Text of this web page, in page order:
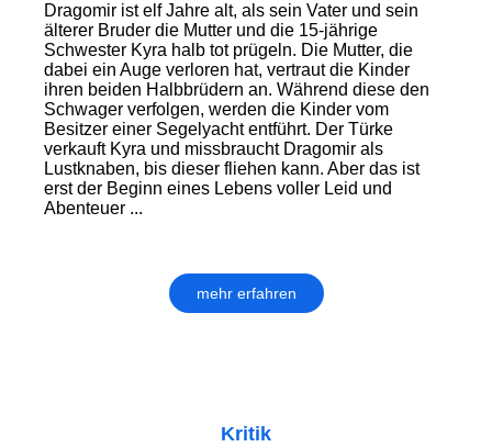
Dragomir ist elf Jahre alt, als sein Vater und sein
älterer Bruder die Mutter und die 15-jährige
Schwester Kyra halb tot prügeln. Die Mutter, die
dabei ein Auge verloren hat, vertraut die Kinder
ihren beiden Halbbrüdern an. Während diese den
Schwager ver­folgen, werden die Kinder vom
Besitzer einer Segelyacht entführt. Der Türke
verkauft Kyra und missbraucht Dragomir als
Lustknaben, bis dieser fliehen kann. Aber das ist
erst der Beginn eines Lebens voller Leid und
Abenteuer ...
mehr erfahren
Kritik